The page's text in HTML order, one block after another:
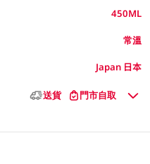
450ML
常溫
Japan 日本
送貨 門市自取